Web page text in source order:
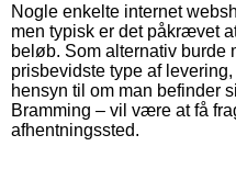
Nogle enkelte internet
men typisk er det påkrævet
beløb. Som alternativ burde
prisbevidste type af
hensyn til om man
Bramming – vil være at få
afhentningssted.